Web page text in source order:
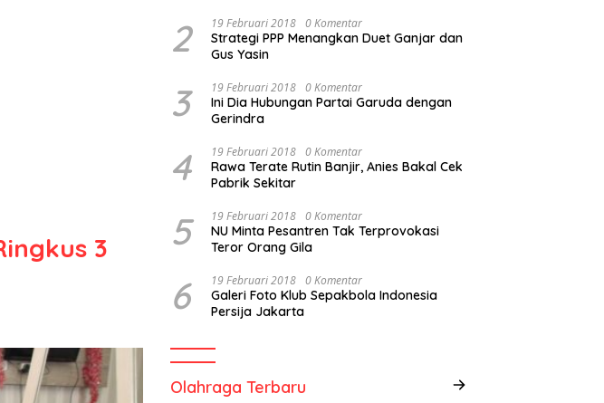
3
2 19 Februari 2018 0 Komentar
Strategi PPP Menangkan Duet Ganjar dan
Gus Yasin
3 19 Februari 2018 0 Komentar
Ini Dia Hubungan Partai Garuda dengan
Gerindra
4 19 Februari 2018 0 Komentar
Rawa Terate Rutin Banjir, Anies Bakal Cek
Pabrik Sekitar
5 19 Februari 2018 0 Komentar
NU Minta Pesantren Tak Terprovokasi
Teror Orang Gila
6 19 Februari 2018 0 Komentar
Galeri Foto Klub Sepakbola Indonesia
Persija Jakarta
Olahraga Terbaru